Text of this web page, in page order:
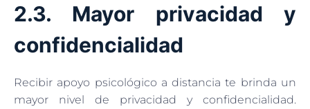
2.3. Mayor privacidad y
confidencialidad
Recibir apoyo psicológico a distancia te brinda un
mayor nivel de privacidad y confidencialidad.